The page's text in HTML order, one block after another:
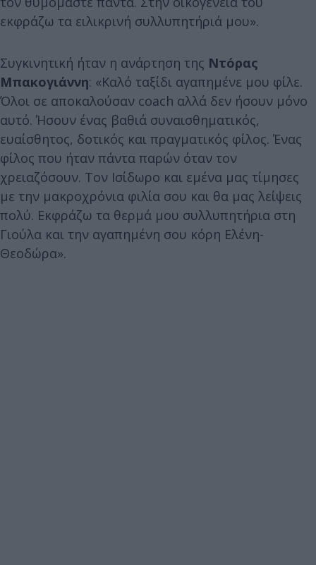
εκφράζω τα ειλικρινή συλλυπητήριά μου».
Συγκινητική ήταν η ανάρτηση της Ντόρας
Μπακογιάννη: «Καλό ταξίδι αγαπημένε μου φίλε.
Όλοι σε αποκαλούσαν coach αλλά δεν ήσουν μόνο
αυτό. Ήσουν ένας βαθιά συναισθηματικός,
ευαίσθητος, δοτικός και πραγματικός φίλος. Ένας
φίλος που ήταν πάντα παρών όταν τον
χρειαζόσουν. Τον Ισίδωρο και εμένα μας τίμησες
με την μακροχρόνια φιλία σου και θα μας λείψεις
πολύ. Εκφράζω τα θερμά μου συλλυπητήρια στη
Γιούλα και την αγαπημένη σου κόρη Ελένη-
Θεοδώρα».